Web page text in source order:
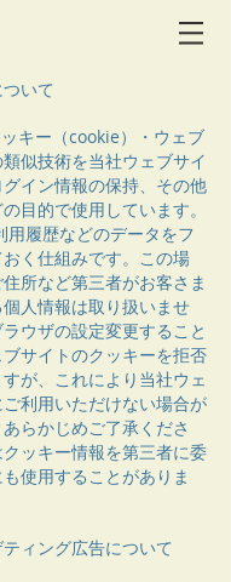
いて
キー（cookie）・ウェブ
似技術を当社ウェブサイ
グイン情報の保持、その他
目的で使用しています。
用履歴などのデータをフ
く仕組みです。この場
所など第三者がお客さま
人情報は取り扱いませ
ウザの設定変更すること
サイトのクッキーを拒否
が、これにより当社ウェ
利用いただけない場合が
らかじめご了承くださ
ッキー情報を第三者に委
使用することがありま
ィング広告について